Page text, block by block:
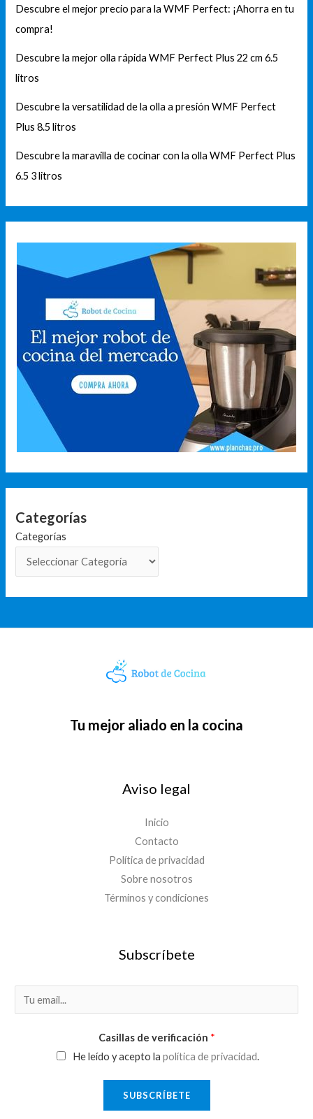
Descubre el mejor precio para la WMF Perfect: ¡Ahorra en tu
compra!
Descubre la mejor olla rápida WMF Perfect Plus 22 cm 6.5
litros
Descubre la versatilidad de la olla a presión WMF Perfect
Plus 8.5 litros
Descubre la maravilla de cocinar con la olla WMF Perfect Plus
6.5 3 litros
Categorías
Categorías
Tu mejor aliado en la cocina
Aviso legal
Inicio
Contacto
Política de privacidad
Sobre nosotros
Términos y condiciones
Subscríbete
m
Casillas de verificación *
He leído y acepto la política de privacidad.
SUBSCRÍBETE